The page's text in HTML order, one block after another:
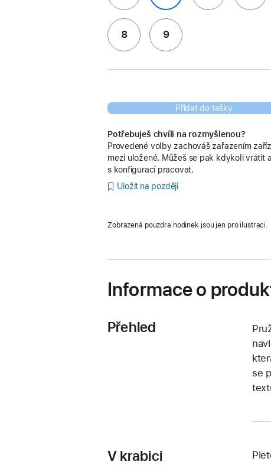
8 9
Přidat do tašky
Potřebuješ chvíli na rozmyšlenou?
Provedené volby zachováš zařazením
mezi uložené. Můžeš se pak kdykoli vrátit
s konfigurací pracovat.
Uložit na později
Zobrazená pouzdra hodinek jsou jen pro ilustraci.
Informace o
Přehled
se
V krabici